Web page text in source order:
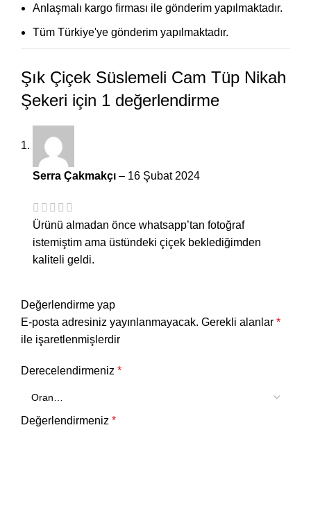
Anlaşmalı kargo firması ile gönderim yapılmaktadır.
Tüm Türkiye'ye gönderim yapılmaktadır.
Şık Çiçek Süslemeli Cam Tüp Nikah
Şekeri için 1 değerlendirme
Serra Çakmakçı – 16 Şubat 2024
Ürünü almadan önce whatsapp’tan fotoğraf
istemiştim ama üstündeki çiçek beklediğimden
kaliteli geldi.
Değerlendirme yap
E-posta adresiniz yayınlanmayacak. Gerekli alanlar *
ile işaretlenmişlerdir
Derecelendirmeniz *
Değerlendirmeniz *